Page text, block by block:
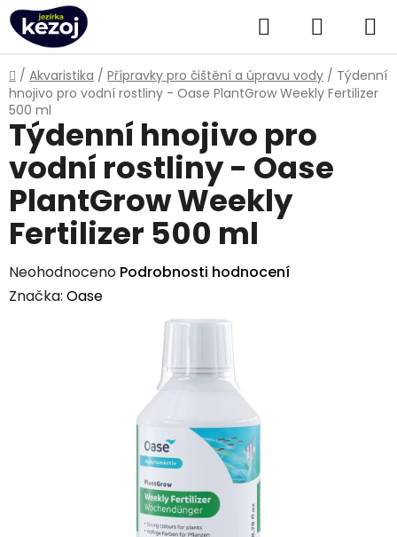
Přejít
na
obsah
Hledat
KOŠÍK
Domů
/ Akvaristika / Přípravky pro čištění a úpravu vody / Týdenní
hnojivo pro vodní rostliny - Oase PlantGrow Weekly Fertilizer
500 ml
Týdenní hnojivo pro
vodní rostliny - Oase
PlantGrow Weekly
Fertilizer 500 ml
Průměrné
hodnocení
Neohodnoceno Podrobnosti hodnocení
Značka: Oase